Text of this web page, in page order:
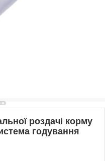
роздачі корму
годування